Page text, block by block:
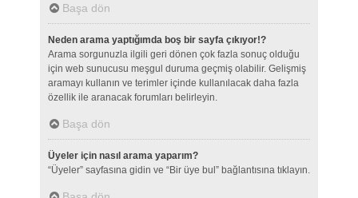
Başa dön
Neden arama yaptığımda boş bir sayfa çıkıyor!?
Arama sorgunuzla ilgili geri dönen çok fazla sonuç olduğu
için web sunucusu meşgul duruma geçmiş olabilir. Gelişmiş
aramayı kullanın ve terimler içinde kullanılacak daha fazla
özellik ile aranacak forumları belirleyin.
Başa dön
Üyeler için nasıl arama yaparım?
“Üyeler” sayfasına gidin ve “Bir üye bul” bağlantısına tıklayın.